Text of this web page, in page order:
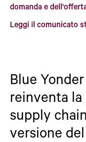
domanda e
Leggi il comunicato
Blue
reinventa
supply
versione